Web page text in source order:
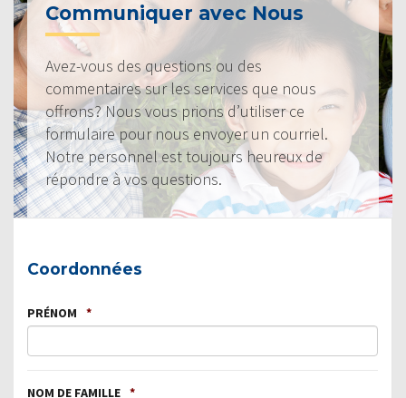
Communiquer avec Nous
Avez-vous des questions ou des
commentaires sur les services que nous
offrons? Nous vous prions d’utiliser ce
formulaire pour nous envoyer un courriel.
Notre personnel est toujours heureux de
répondre à vos questions.
Coordonnées
PRÉNOM *
NOM DE FAMILLE *